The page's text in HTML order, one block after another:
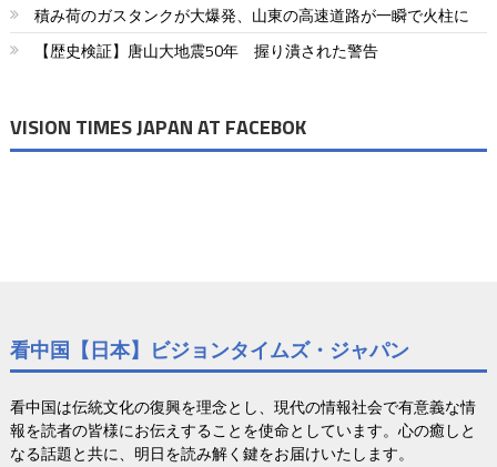
積み荷のガスタンクが大爆発、山東の高速道路が一瞬で火柱に
【歴史検証】唐山大地震50年 握り潰された警告
VISION TIMES JAPAN AT FACEBOK
看中国【日本】ビジョンタイムズ・ジャパン
看中国は伝統文化の復興を理念とし、現代の情報社会で有意義な情
報を読者の皆様にお伝えすることを使命としています。心の癒しと
なる話題と共に、明日を読み解く鍵をお届けいたします。